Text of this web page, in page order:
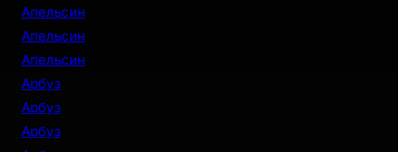
Апельсин
Апельсин
Апельсин
Арбуз
Арбуз
Арбуз